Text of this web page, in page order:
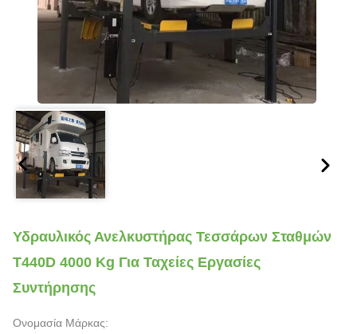
Υδραυλικός Ανελκυστήρας Τεσσάρων Σταθμών
T440D 4000 Kg Για Ταχείες Εργασίες
Συντήρησης
Ονομασία Μάρκας: